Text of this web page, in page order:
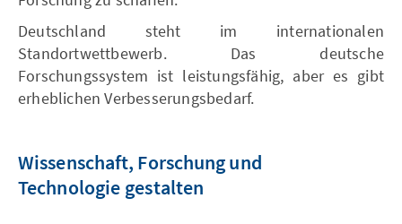
Deutschland steht im internationalen
Standortwettbewerb. Das deutsche
Forschungssystem ist leistungsfähig, aber es gibt
erheblichen Verbesserungsbedarf.
Wissenschaft, Forschung und
Technologie gestalten